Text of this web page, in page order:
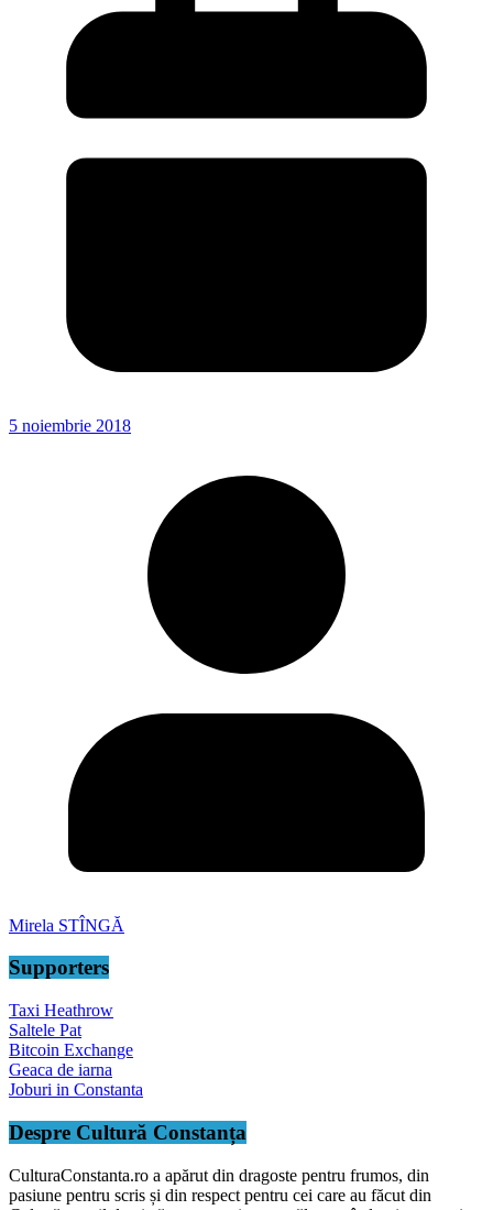
5 noiembrie 2018
Mirela STÎNGĂ
Supporters
Taxi Heathrow
Saltele Pat
Bitcoin Exchange
Geaca de iarna
Joburi in Constanta
Despre Cultură Constanța
CulturaConstanta.ro a apărut din dragoste pentru frumos, din
pasiune pentru scris și din respect pentru cei care au făcut din